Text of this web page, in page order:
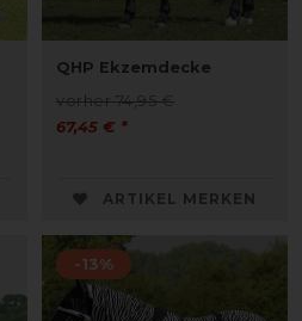
QHP Ekzemdecke
vorher 74,95 €
67,45 € *
ARTIKEL MERKEN
-13%